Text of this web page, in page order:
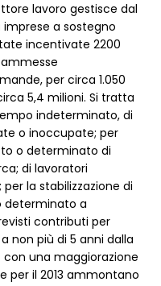
lavoro gestisce dal
imprese a sostegno
incentivate 2200
ammesse
per circa 1.050
5,4 milioni. Si tratta
indeterminato, di
o inoccupate; per
o determinato di
di lavoratori
la stabilizzazione di
determinato a
contributi per
non più di 5 anni dalla
una maggiorazione
per il 2013 ammontano